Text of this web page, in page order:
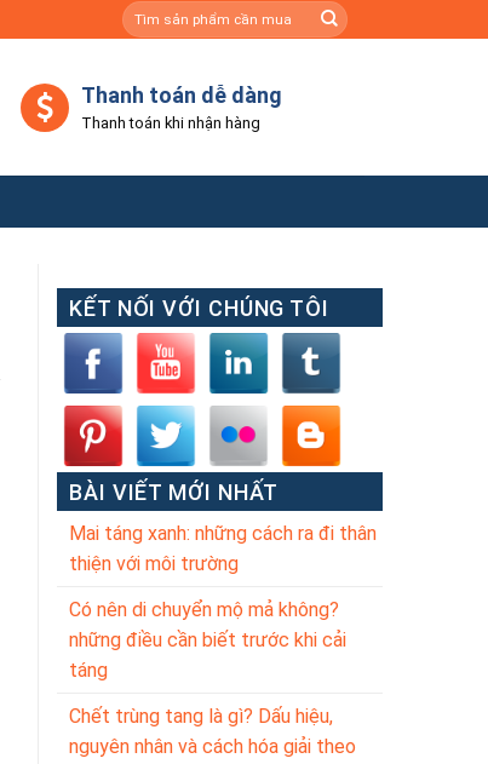
Tìm
kiếm:
Thanh toán dễ dàng
Thanh toán khi nhận hàng
KẾT NỐI VỚI CHÚNG TÔI
BÀI VIẾT MỚI NHẤT
Mai táng xanh: những cách ra đi thân
thiện với môi trường
Có nên di chuyển mộ mả không?
những điều cần biết trước khi cải
táng
Chết trùng tang là gì? Dấu hiệu,
nguyên nhân và cách hóa giải theo